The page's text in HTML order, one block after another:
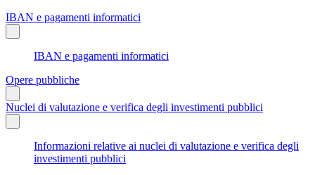
IBAN e pagamenti informatici
IBAN e pagamenti informatici
Opere pubbliche
Nuclei di valutazione e verifica degli investimenti pubblici
Informazioni relative ai nuclei di valutazione e verifica degli
investimenti pubblici